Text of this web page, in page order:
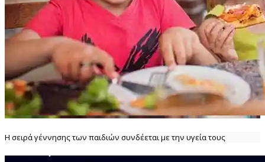
Η σειρά γέννησης των παιδιών συνδέεται με την υγεία τους